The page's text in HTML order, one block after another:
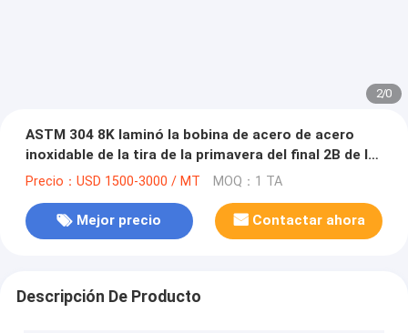
2/0
ASTM 304 8K laminó la bobina de acero de acero
inoxidable de la tira de la primavera del final 2B de la
tira 2m m
Precio：USD 1500-3000 / MT MOQ：1 TA
Mejor precio Contactar ahora
Descripción De Producto